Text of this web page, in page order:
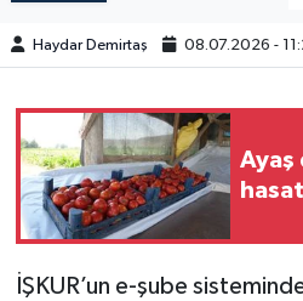
Haydar Demirtaş 08.07.2026 -
Ayaş
İŞKUR’un e-şube